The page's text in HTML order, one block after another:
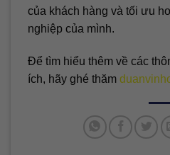
của khách hàng và tối ưu
nghiệp của mình.
Để tìm hiểu thêm về các
ích, hãy ghé thăm